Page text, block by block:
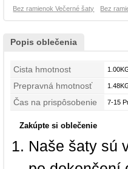
Bez ramienok Večerné šaty Bez
Popis oblečenia
Cista hmotnost
Prepravná hmotnosť
Čas na prispôsobenie 7-15
Zakúpte si oblečenie
Naše šaty sú